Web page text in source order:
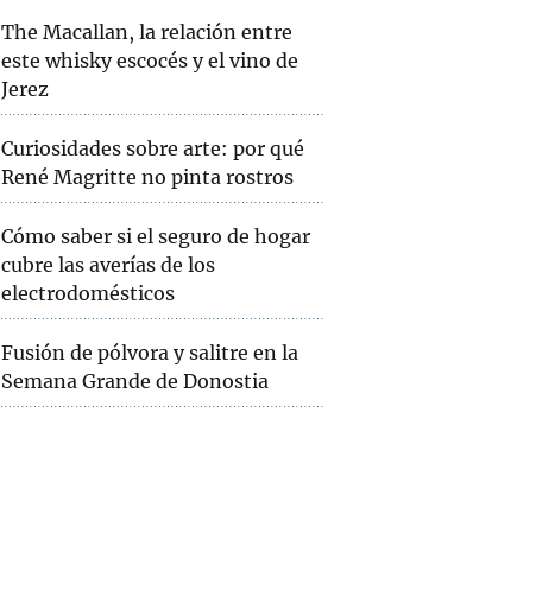
The Macallan, la relación entre
este whisky escocés y el vino de
Jerez
Curiosidades sobre arte: por qué
René Magritte no pinta rostros
Cómo saber si el seguro de hogar
cubre las averías de los
electrodomésticos
Fusión de pólvora y salitre en la
Semana Grande de Donostia